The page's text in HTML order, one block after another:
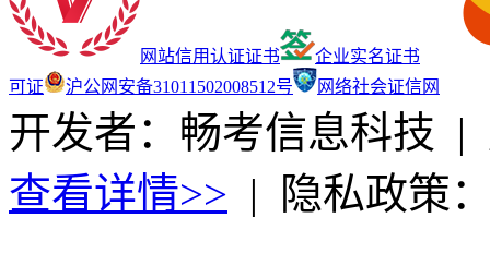
网站信用认证证书
企业实名证书
可证
沪公网安备31011502008512号 网络社会证信网
开发者：畅考信息科技 |
查看详情>> | 隐私政策